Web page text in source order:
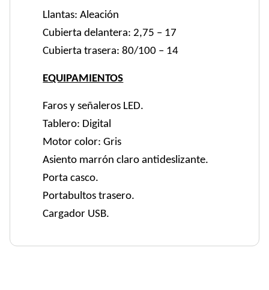
Llantas: Aleación
Cubierta delantera: 2,75 – 17
Cubierta trasera: 80/100 – 14
EQUIPAMIENTOS
Faros y señaleros LED.
Tablero: Digital
Motor color: Gris
Asiento marrón claro antideslizante.
Porta casco.
Portabultos trasero.
Cargador USB.